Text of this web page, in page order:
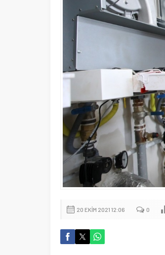
20 EKIM 2021 12:06 0